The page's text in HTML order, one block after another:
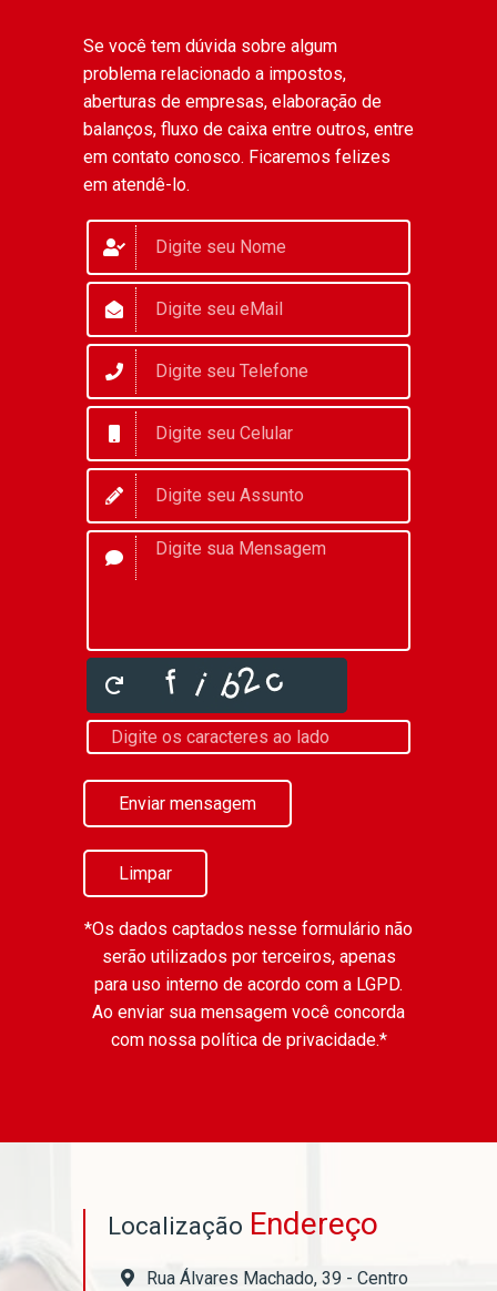
Se você tem dúvida sobre algum
problema relacionado a impostos,
aberturas de empresas, elaboração de
balanços, fluxo de caixa entre outros, entre
em contato conosco. Ficaremos felizes
em atendê-lo.
Enviar mensagem
Limpar
*Os dados captados nesse formulário não
serão utilizados por terceiros, apenas
para uso interno de acordo com a LGPD.
Ao enviar sua mensagem você concorda
com nossa política de privacidade.*
Localização Endereço
Rua Álvares Machado, 39 - Centro